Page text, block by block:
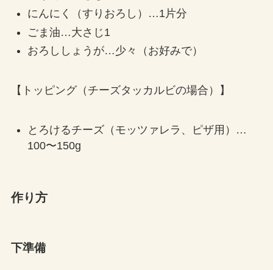
にんにく（すりおろし）…1片分
ごま油…大さじ1
おろししょうが…少々（お好みで）
【トッピング（チーズタッカルビの場合）】
とろけるチーズ（モッツァレラ、ピザ用）…
100〜150g
作り方
下準備